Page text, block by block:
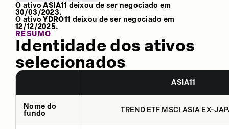
O ativoASIA11 deixou de ser negociado em
30/03/2023.
O ativoYDRO11 deixou de ser negociado em
12/12/2025.
RESUMO
Identidade dos ativos
selecionados
ASIA11
Nome do
fundo
TREND ETF MSCI ASIA EX-